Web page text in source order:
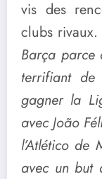
vis des
clubs rivaux.
Barça parce
terrifiant
gagner la
avec João
l’Atlético de
avec un but